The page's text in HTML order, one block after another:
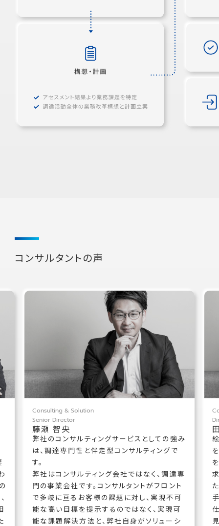
コンサルタントの声
Consulting & Solution
Senior Director
藤瀬 智央
弊社のコンサルティングサービスとしての強み
は、調達専門性と伴走型コンサルティングで
す。
弊社はコンサルティング会社ではなく、調達専
門の事業会社です。コンサルタントがフロント
で多岐に亘るお客様の課題に対し、実現不可
能な高い目標を提示するのではなく、実現可
能な課題解決方法と、弊社自身がソリューシ